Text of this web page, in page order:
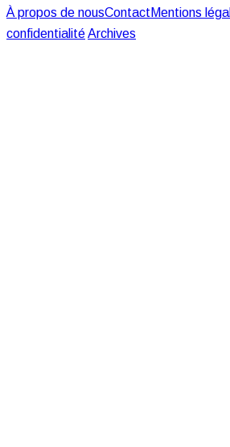
À propos de nousContactMentions
confidentialitéArchives